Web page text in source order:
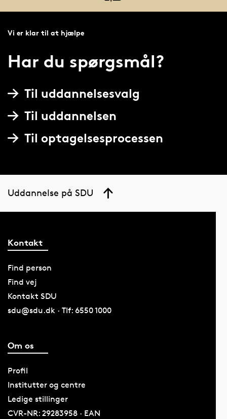
Vi er klar til at hjælpe
Har du spørgsmål?
Til uddannelsesvalg
Til uddannelsen
Til optagelsesprocessen
Uddannelse på SDU
Kontakt
Find person
Find vej
Kontakt SDU
sdu@sdu.dk · Tlf: 6550 1000
Om os
Profil
Institutter og centre
Ledige stillinger
CVR-NR: 29283958 · EAN